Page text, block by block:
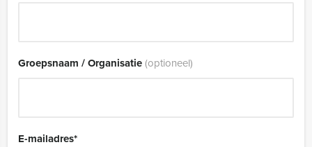
Groepsnaam / Organisatie(optioneel)
E-mailadres*